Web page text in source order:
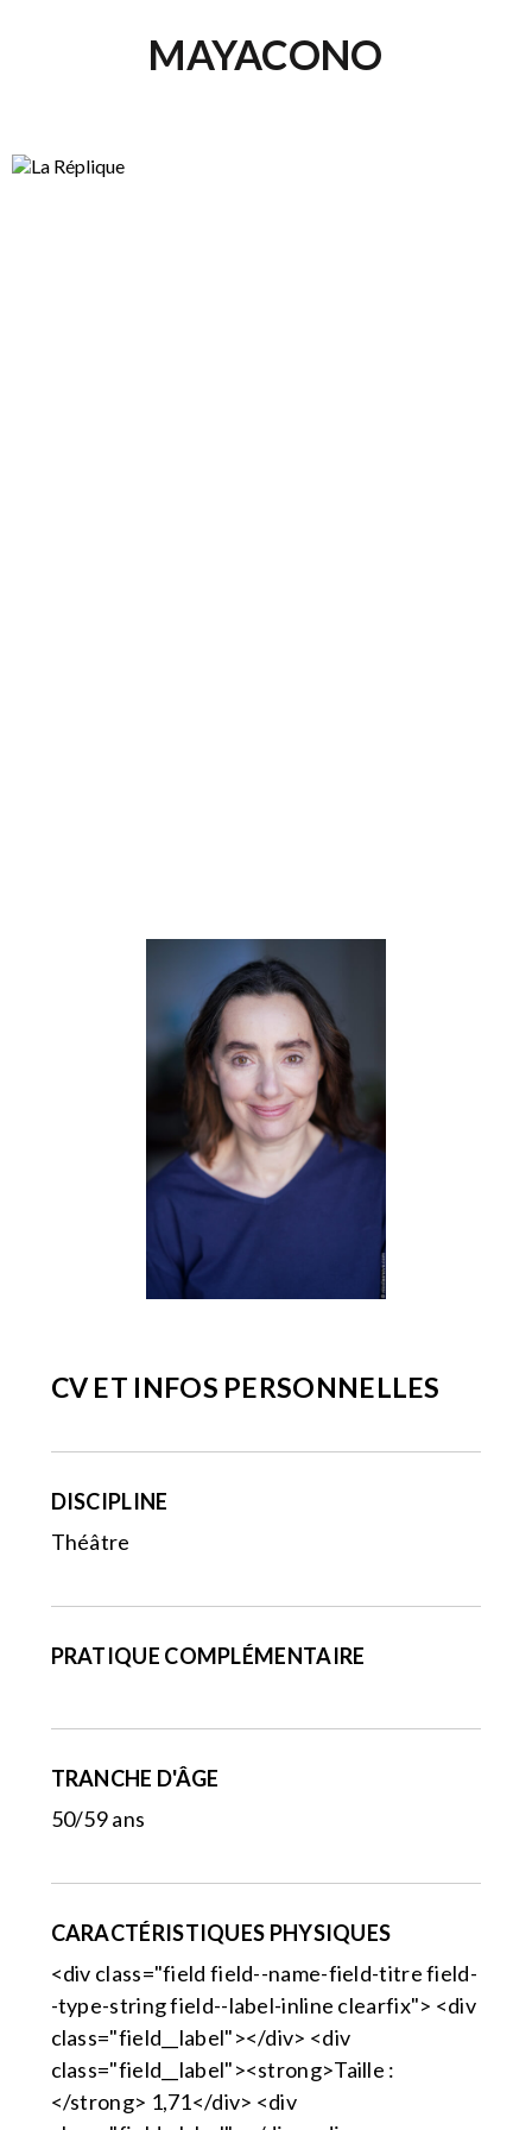
MAYACONO
CV ET INFOS PERSONNELLES
DISCIPLINE
Théâtre
PRATIQUE COMPLÉMENTAIRE
TRANCHE D'ÂGE
50/59 ans
CARACTÉRISTIQUES PHYSIQUES
<div class="field field--name-field-titre field-
-type-string field--label-inline clearfix"> <div
class="field__label"></div> <div
class="field__label"><strong>Taille :
</strong> 1,71</div> <div